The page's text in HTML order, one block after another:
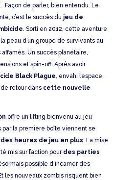
Façon de parler, bien entendu. Le
c’est le succès du jeu de
. Sorti en 2012, cette aventure
peau d’un groupe de survivants au
Un succès planétaire,
et spin-off. Après avoir
Black Plague, envahi l’espace
retour dans cette nouvelle
offre un lifting bienvenu au jeu
par la première boîte viennent se
des heures de jeu en plus. La mise
mis sur l’action pour des parties
possible d’incarner des
les nouveaux zombis risquent bien